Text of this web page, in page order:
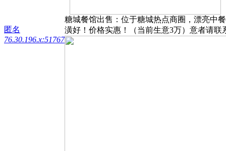
匿名
76.30.196.x:51767
糖城餐馆出售：位于糖城热点商圈，漂亮中
潢好！价格实惠！（当前生意3万）意者请联